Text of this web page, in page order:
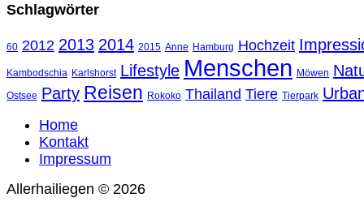
Schlagwörter
60 2012 2013 2014 2015 Anne Hamburg Hochzeit
Kambodschia Karlshorst Lifestyle Menschen Möwen
Ostsee Party Reisen Rokoko Thailand Tiere Tierpark
Home
Kontakt
Impressum
Allerhailiegen © 2026